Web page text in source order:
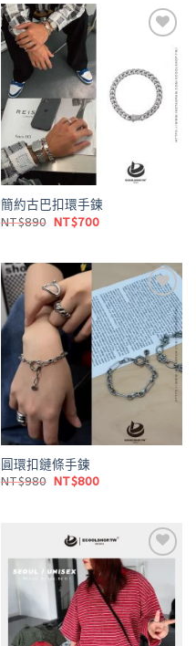
簡約古巴扣環手鍊
NT$890 原
NT$890。
NT$700目
NT$700。
Add to
wishlist
圓環扣鏈條手鍊
NT$980 原
NT$800目
NT$800。
Add to
wishlist